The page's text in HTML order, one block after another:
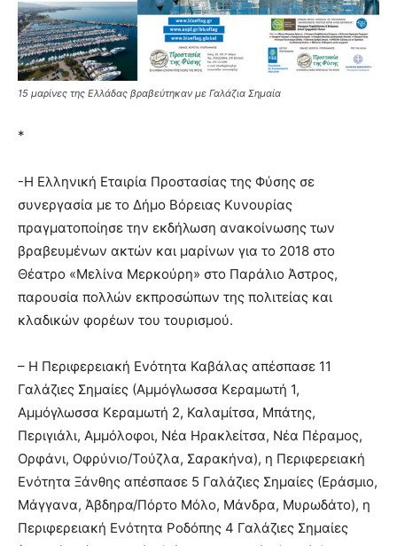
15 μαρίνες της Ελλάδας βραβεύτηκαν με Γαλάζια Σημαία
*
-Η Ελληνική Εταιρία Προστασίας της Φύσης σε
συνεργασία με το Δήμο Βόρειας Κυνουρίας
πραγματοποίησε την εκδήλωση ανακοίνωσης των
βραβευμένων ακτών και μαρίνων για το 2018 στο
Θέατρο «Μελίνα Μερκούρη» στο Παράλιο Άστρος,
παρουσία πολλών εκπροσώπων της πολιτείας και
κλαδικών φορέων του τουρισμού.
– Η Περιφερειακή Ενότητα Καβάλας απέσπασε 11
Γαλάζιες Σημαίες (Αμμόγλωσσα Κεραμωτή 1,
Αμμόγλωσσα Κεραμωτή 2, Καλαμίτσα, Μπάτης,
Περιγιάλι, Αμμόλοφοι, Νέα Ηρακλείτσα, Νέα Πέραμος,
Ορφάνι, Οφρύνιο/Τούζλα, Σαρακήνα), η Περιφερειακή
Ενότητα Ξάνθης απέσπασε 5 Γαλάζιες Σημαίες (Εράσμιο,
Μάγγανα, Άβδηρα/Πόρτο Μόλο, Μάνδρα, Μυρωδάτο), η
Περιφερειακή Ενότητα Ροδόπης 4 Γαλάζιες Σημαίες